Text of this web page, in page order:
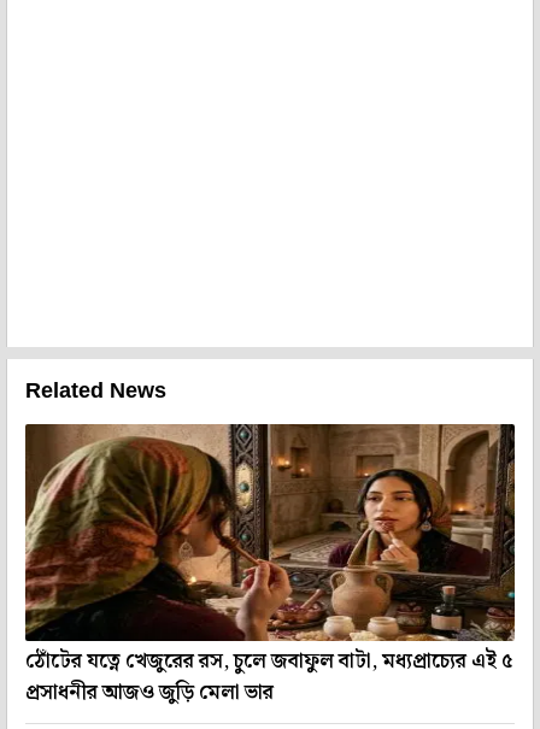
Related News
ঠোঁটের যত্নে খেজুরের রস, চুলে জবাফুল বাটা, মধ্যপ্রাচ্যের এই ৫
প্রসাধনীর আজও জুড়ি মেলা ভার